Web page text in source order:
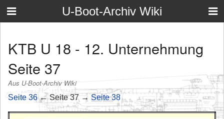
U-Boot-Archiv Wiki
KTB U 18 - 12. Unternehmung
Seite 37
Aus U-Boot-Archiv Wiki
Seite 36← Seite 37 → Seite 38